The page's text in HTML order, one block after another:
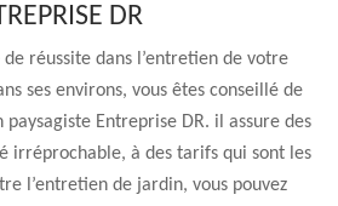
DR
réussite dans l’entretien de votre
ses environs, vous êtes conseillé de
paysagiste Entreprise DR. il assure des
irréprochable, à des tarifs qui sont les
l’entretien de jardin, vous pouvez